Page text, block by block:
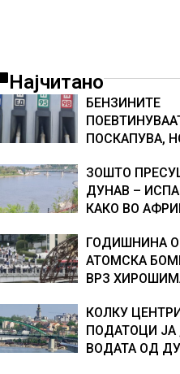
Најчитано
БЕНЗИНИТЕ
ПОСКАПУВА,
ЗОШТО
ДУНАВ –
КАКО ВО
ВОДА,
хидрогеолог
ГОДИШНИНА
АТОМСКА
ВРЗ
дел од
авионот
учесниците во
КОЛКУ
ПОДАТОЦИ ЈА
ВОДАТА ОД